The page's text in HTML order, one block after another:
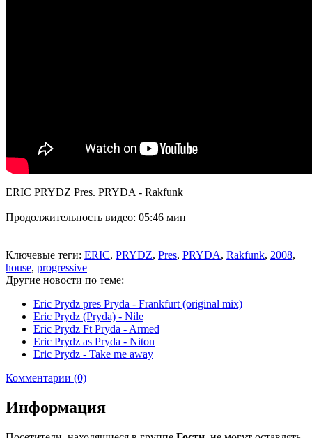
ERIC PRYDZ Pres. PRYDA - Rakfunk
Продолжительность видео: 05:46 мин
Ключевые теги: ERIC, PRYDZ, Pres, PRYDA, Rakfunk, 2008,
house, progressive
Другие новости по теме:
Eric Prydz pres Pryda - Frankfurt (original mix)
Eric Prydz (Pryda) - Nile
Eric Prydz Ft Pryda - Armed
Eric Prydz as Pryda - Niton
Eric Prydz - Take me away
Комментарии (0)
Информация